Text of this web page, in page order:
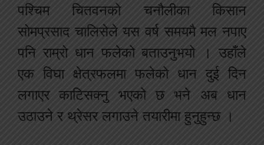
पश्चिम चितवनको चनौलीका किसान
सोमप्रसाद चालिसेले यस वर्ष समयमै मल नपाए
पनि राम्रो धान फलेको बताउनुभयो । उहाँले
एक विघा क्षेत्रफलमा फलेको धान दुई दिन
लगाएर काटिसक्नु भएको छ भने अब धान
उठाउने र थ्रेसर लगाउने तयारीमा हुनुहुन्छ ।